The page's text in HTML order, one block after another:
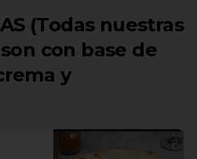
(Todas nuestras
con base de
y